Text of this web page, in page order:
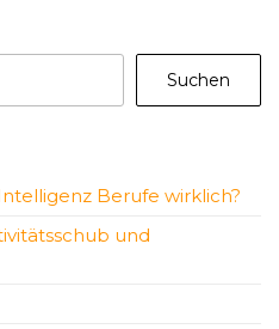
Suchen
Berufe wirklich?
und